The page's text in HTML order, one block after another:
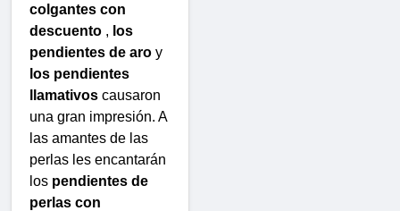
colgantes con
descuento , los
pendientes de aro y
los pendientes
llamativos causaron
una gran impresión. A
las amantes de las
perlas les encantarán
los pendientes de
perlas con